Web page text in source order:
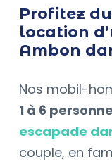
Profitez
location
Ambon
Nos mobil-
1 à 6
escapade
couple, en